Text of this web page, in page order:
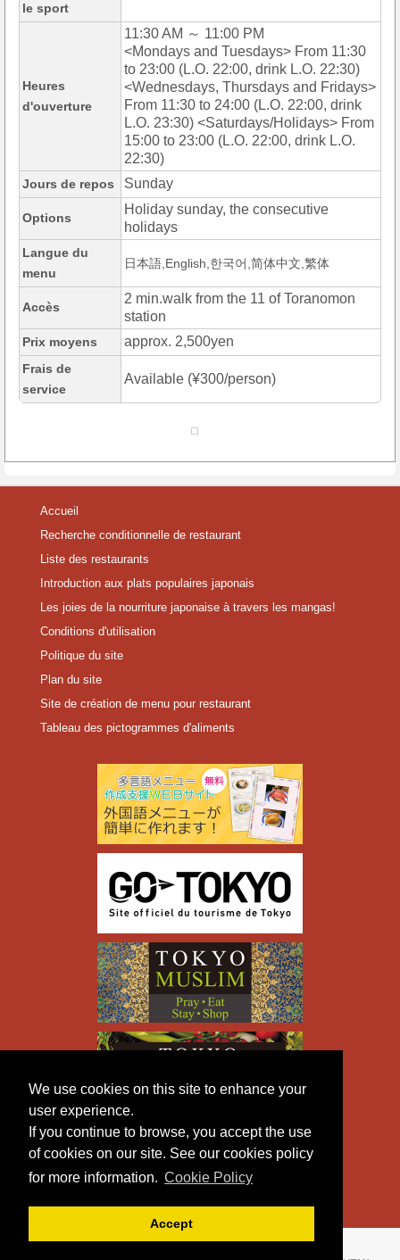
We use cookies on this site to enhance your
user experience.
If you continue to browse, you accept the use
of cookies on our site. See our cookies policy
for more information. Cookie Policy
Accept
le sport
Heures
d'ouverture
11:30 AM ～ 11:00 PM
<Mondays and Tuesdays> From 11:30
to 23:00 (L.O. 22:00, drink L.O. 22:30)
<Wednesdays, Thursdays and Fridays>
From 11:30 to 24:00 (L.O. 22:00, drink
L.O. 23:30) <Saturdays/Holidays> From
15:00 to 23:00 (L.O. 22:00, drink L.O.
22:30)
Jours de repos Sunday
Options
Holiday sunday, the consecutive
holidays
Langue du
menu
日本語,English,한국어,简体中文,繁体
Accès
2 min.walk from the 11 of Toranomon
station
Prix moyens approx. 2,500yen
Frais de
service
Available (¥300/person)
Accueil
Recherche conditionnelle de restaurant
Liste des restaurants
Introduction aux plats populaires japonais
Les joies de la nourriture japonaise à travers les mangas!
Conditions d'utilisation
Politique du site
Plan du site
Site de création de menu pour restaurant
Tableau des pictogrammes d'aliments